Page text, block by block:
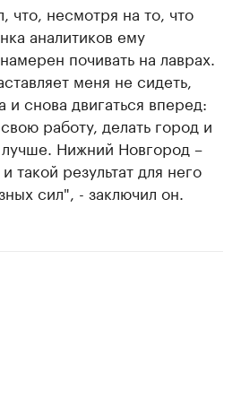
что, несмотря на то, что
аналитиков ему
почивать на лаврах.
меня не сидеть,
и снова двигаться вперед:
работу, делать город и
Нижний Новгород –
такой результат для него
сил", - заключил он.